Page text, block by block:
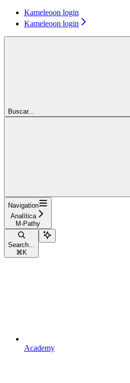
Kameleoon login
Kameleoon login
Buscar...
Navigation
Analítica
M-Pathy
Search...
⌘ K
Academy